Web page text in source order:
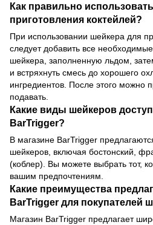
Как правильно
приготовления коктейлей?
При использовании шейкера для
следует добавить все
шейкера, заполненную льдом,
и встряхнуть смесь до хорошего
ингредиентов. После этого можно
подавать.
Какие виды шейкеров
BarTrigger?
В магазине BarTrigger
шейкеров, включая бостонский,
(коблер). Вы можете выбрать тот,
вашим предпочтениям.
Какие преимущества
BarTrigger для покупателей
Магазин BarTrigger предлагает